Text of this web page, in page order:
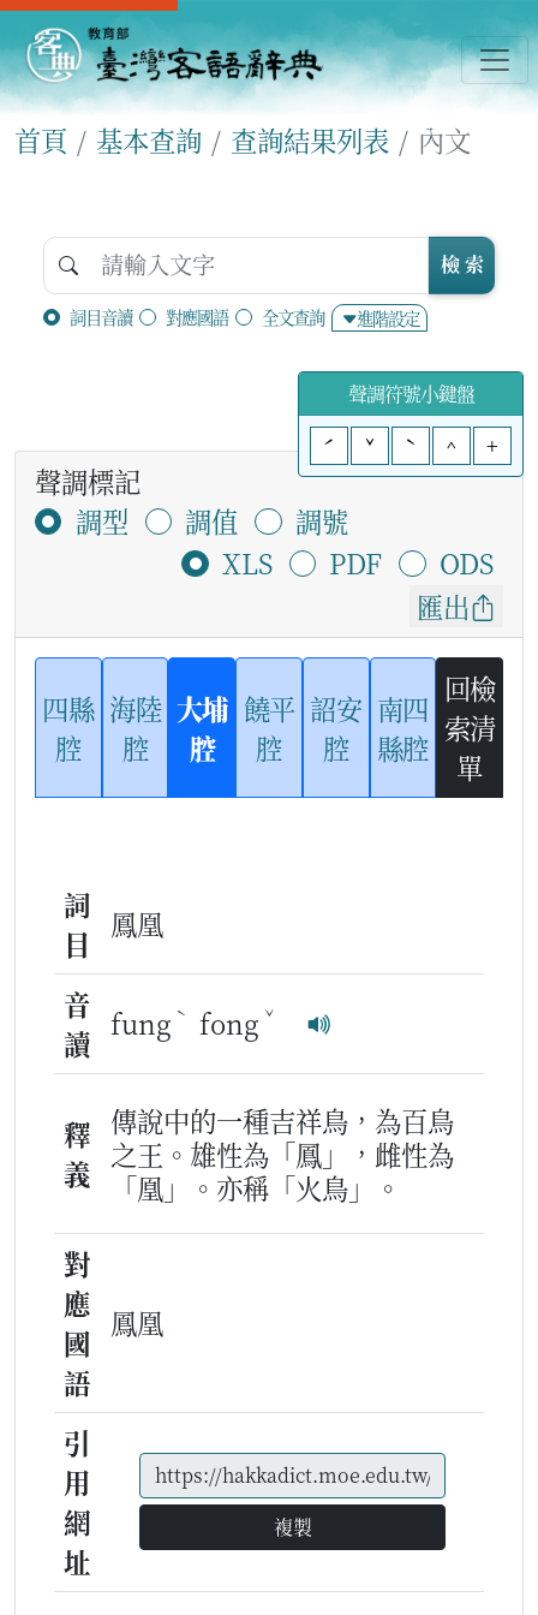
首頁 基本查詢 查詢結果列表 內文
詞目音讀 對應國語 全文查詢 進階設定
檢 索
聲調符號小鍵盤
ˊ
ˇ ˋ ^ +
聲調標記
調型
調值
調號
XLS
PDF
ODS
匯出
四縣
腔
海陸
腔
大埔
腔
饒平
腔
詔安
腔
南四
縣腔
回檢
索清
單
詞
目
鳳凰
音
讀
fung ˋ fong ˇ
釋
義
傳說中的一種吉祥鳥，為百鳥
之王。雄性為「鳳」，雌性為
「凰」。亦稱「火鳥」。
對
應
國
語
鳳凰
引
用
網
址
複製